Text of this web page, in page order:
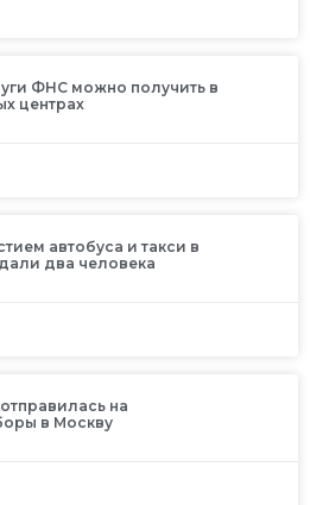
ФНС можно получить в
центрах
автобуса и такси в
два человека
на
в Москву